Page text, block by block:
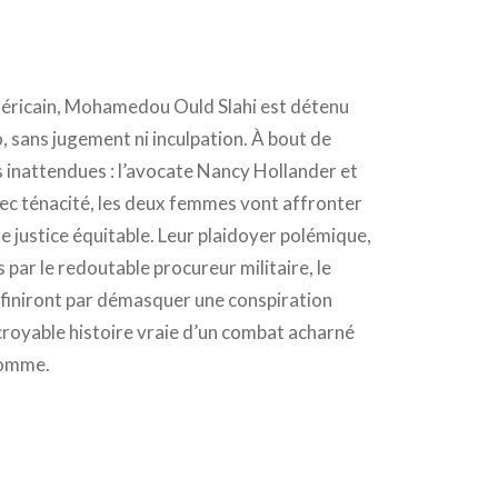
Mohamedou Ould Slahi est détenu
sans jugement ni inculpation. À bout de
: l’avocate Nancy Hollander et
ténacité, les deux femmes vont affronter
justice équitable. Leur plaidoyer polémique,
par le redoutable procureur militaire, le
par démasquer une conspiration
histoire vraie d’un combat acharné